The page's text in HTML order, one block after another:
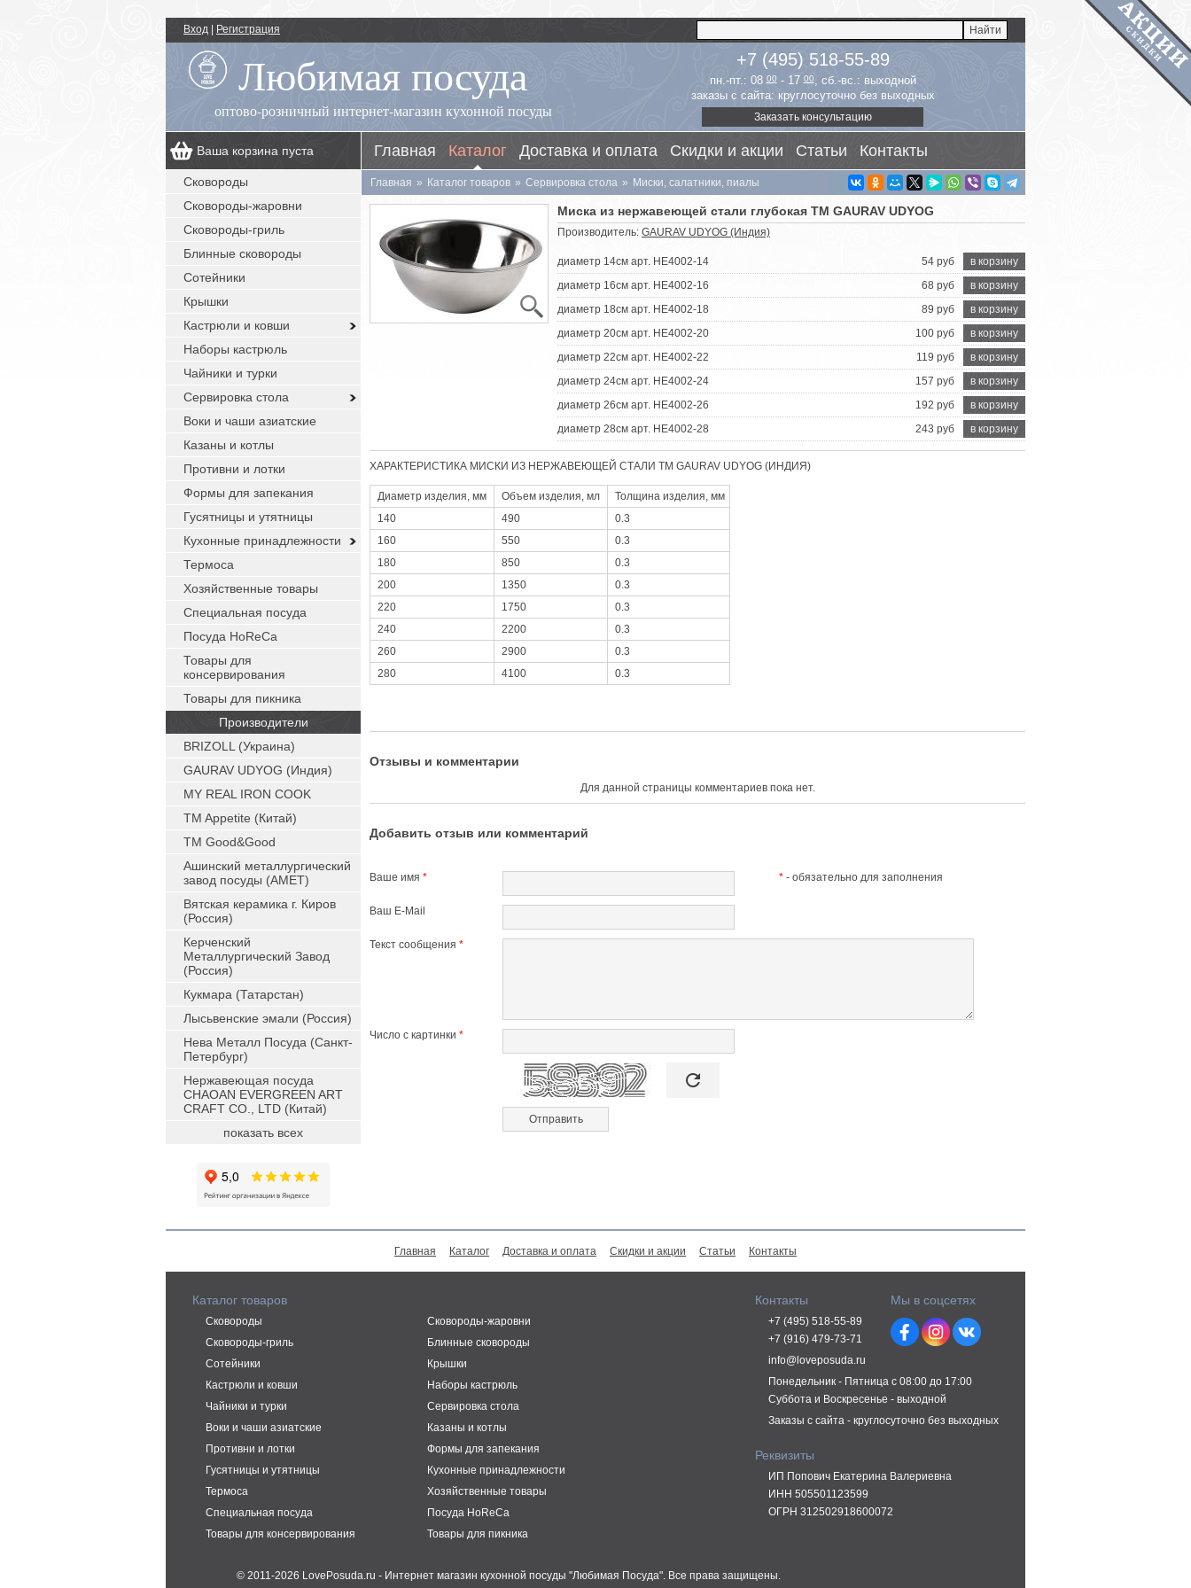
Вход Регистрация
Любимая посуда
оптово-розничный интернет-магазин кухонной посуды
+7 (495) 518-55-89
пн.-пт.: 0800- 1700, сб.-вс.: выходной
заказы с сайта: круглосуточно без выходных
Заказать консультацию
Ваша корзина пуста
+7 (495) 518-55-89
заказы с сайта: круглосуточно без
Главная Каталог Доставка и оплата Скидки и акции Статьи Контакты
Главная » Каталог товаров » Сервировка стола » Миски, салатники, пиалы
Миска из нержавеющей стали глубокая ТМ GAURAV UDYOG
Производитель: GAURAV UDYOG (Индия)
диаметр 14см арт. HE4002-14 в корзину
54 руб
диаметр 16см арт. HE4002-16
в корзину
68 руб
диаметр 18см арт. HE4002-18
в корзину
89 руб
диаметр 20см арт. HE4002-20
в корзину
100 руб
диаметр 22см арт. HE4002-22
в корзину
119 руб
диаметр 24см арт. HE4002-24
в корзину
157 руб
диаметр 26см арт. HE4002-26
в корзину
192 руб
диаметр 28см арт. HE4002-28
в корзину
243 руб
ХАРАКТЕРИСТИКА МИСКИ ИЗ НЕРЖАВЕЮЩЕЙ СТАЛИ ТМ GAURAV UDYOG (ИНДИЯ)
Диаметр изделия, мм Объем изделия, мл
Толщина изделия, мм
140
490
0.3
160
550
0.3
180
850
0.3
200
1350
0.3
220
1750
0.3
240
2200
0.3
260
2900
0.3
280
4100 0.3
Отзывы и комментарии
Для данной страницы комментариев пока нет.
Добавить отзыв или комментарий
Ваше имя * * - обязательно для заполнения
Ваш E-Mail
Текст сообщения *
Число с картинки *
 refresh
Сковороды
Сковороды-жаровни
Сковороды-гриль
Блинные сковороды
Сотейники
Крышки
Кастрюли и ковши
Наборы кастрюль
Чайники и турки
Сервировка стола
Воки и чаши азиатские
Казаны и котлы
Противни и лотки
Формы для запекания
Гусятницы и утятницы
Кухонные принадлежности
Термоса
Хозяйственные товары
Специальная посуда
Посуда HoReCa
Товары для
консервирования
Товары для пикника
Производители
BRIZOLL (Украина)
GAURAV UDYOG (Индия)
MY REAL IRON COOK
TM Appetite (Китай)
TM Good&Good
Ашинский металлургический
завод посуды (АМЕТ)
Вятская керамика г. Киров
(Россия)
Керченский
Металлургический Завод
(Россия)
Кукмара (Татарстан)
Лысьвенские эмали (Россия)
Нева Металл Посуда (Санкт-
Петербург)
Нержавеющая посуда
CHAOAN EVERGREEN ART
CRAFT CO., LTD (Китай)
показать всех
Главная Каталог Доставка и оплата Скидки и акции Статьи Контакты
Каталог товаров
Сковороды
Сковороды-жаровни
Сковороды-гриль
Блинные сковороды
Сотейники
Крышки
Кастрюли и ковши
Наборы кастрюль
Чайники и турки
Сервировка стола
Воки и чаши азиатские
Казаны и котлы
Противни и лотки
Формы для запекания
Гусятницы и утятницы
Кухонные принадлежности
Термоса
Хозяйственные товары
Специальная посуда
Посуда HoReCa
Товары для консервирования
Товары для пикника
Контакты
+7 (495) 518-55-89
+7 (916) 479-73-71
info@loveposuda.ru
Понедельник - Пятница с 08:00 до 17:00
Суббота и Воскресенье - выходной
Заказы с сайта - круглосуточно без выходных
Реквизиты
ИП Попович Екатерина Валериевна
ИНН 505501123599
ОГРН 312502918600072
Мы в соцсетях
© 2011-2026 LovePosuda.ru - Интернет магазин кухонной посуды "Любимая Посуда". Все права защищены.